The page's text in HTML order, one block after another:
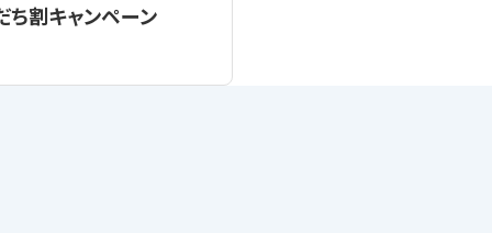
割キャンペーン